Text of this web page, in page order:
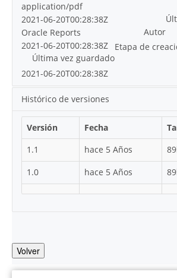
application/pdf
2021-06-20T00:28:38Z
Autor
Oracle Reports
Etapa de
2021-06-20T00:28:38Z
Última vez guardado
2021-06-20T00:28:38Z
Histórico de versiones
Versión Fecha
1.1
hace 5 Años
1.0
hace 5 Años
Volver